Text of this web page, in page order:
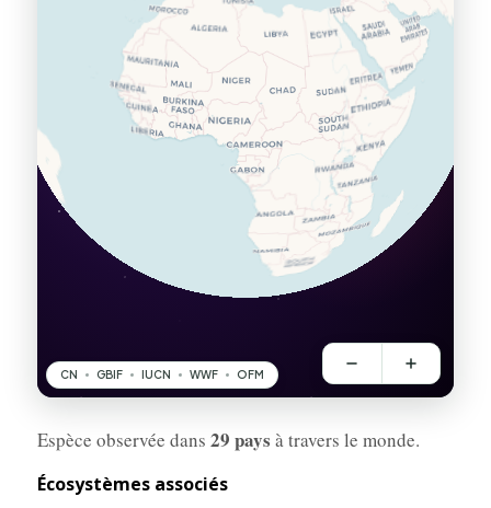
Espèce observée dans 29 pays à travers le monde.
Écosystèmes associés